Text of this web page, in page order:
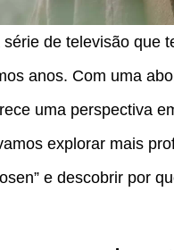
de televisão que
anos. Com uma
uma perspectiva
explorar mais
e descobrir por